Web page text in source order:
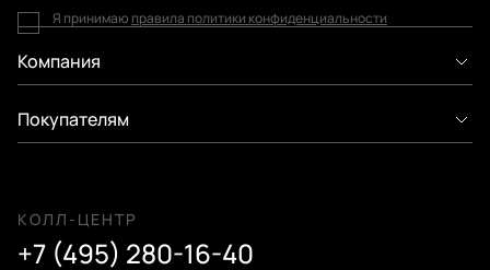
Компания
Покупателям
КОЛЛ-ЦЕНТР
+7 (495) 280-16-40
Я принимаю правила политики конфиденциальности